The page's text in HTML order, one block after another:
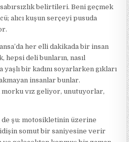
belirtileri. Beni geçmek
alıcı kuşun serçeyi pusuda
her elli dakikada bir insan
hepsi deli bunların, nasıl
bir kadını soyarlarken gıkları
insanlar bunlar.
vız geliyor, unutuyorlar,
de şu: motosikletinin üzerine
somut bir saniyesine verir